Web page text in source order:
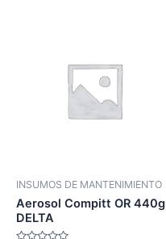
INSUMOS DE MANTENIMIENTO
Aerosol Compitt OR 440g
DELTA